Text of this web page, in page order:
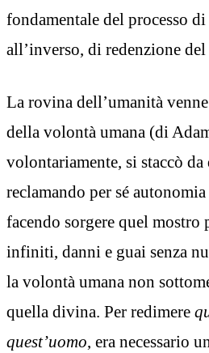
fondamentale del processo di
all’inverso, di redenzione del
La rovina dell’umanità
della volontà umana (di
volontariamente, si staccò
reclamando per sé
facendo sorgere quel
infiniti, danni e guai senza
la volontà umana non
quella divina. Per redimere
quest’uomo, era necessario un